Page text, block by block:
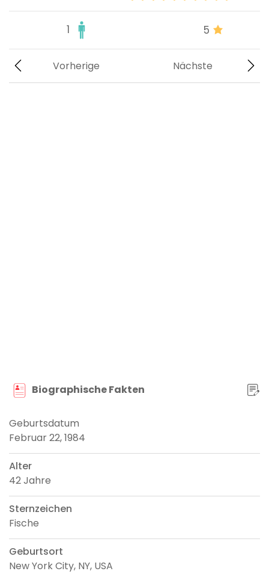
1 5
Nächste
Vorherige
Biographische Fakten
Geburtsdatum
Februar 22, 1984
Alter
42 Jahre
Sternzeichen
Fische
Geburtsort
New York City, NY, USA